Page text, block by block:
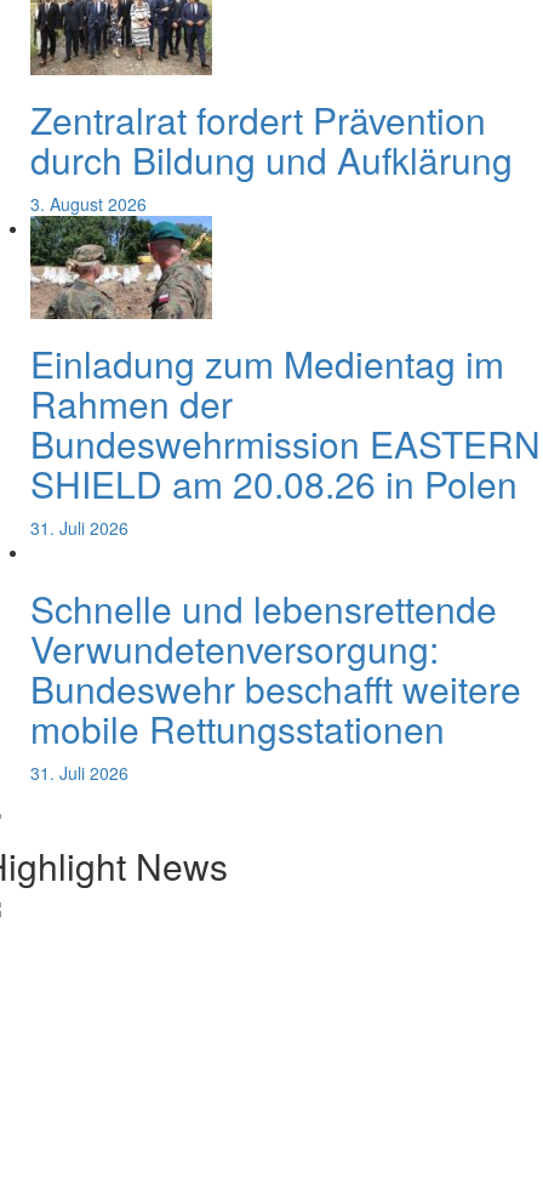
Zentralrat fordert Prävention
durch Bildung und Aufklärung
3. August 2026
Einladung zum Medientag im
Rahmen der
Bundeswehrmission EASTERN
SHIELD am 20.08.26 in Polen
31. Juli 2026
Schnelle und lebensrettende
Verwundetenversorgung:
Bundeswehr beschafft weitere
mobile Rettungsstationen
31. Juli 2026
News